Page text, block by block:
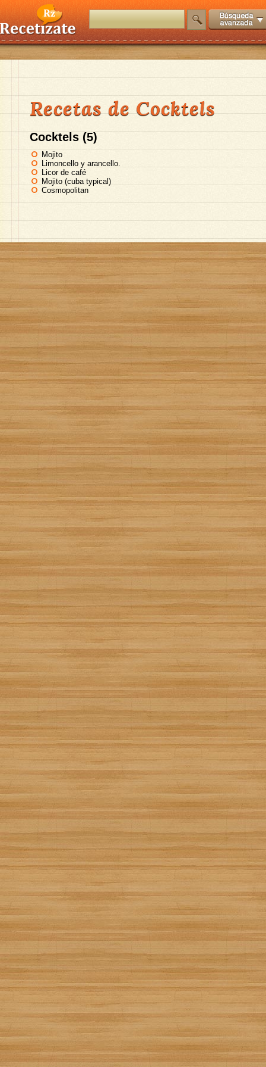
Recetas de Cocktels
Cocktels (5)
Mojito
Limoncello y arancello.
Licor de café
Mojito (cuba typical)
Cosmopolitan